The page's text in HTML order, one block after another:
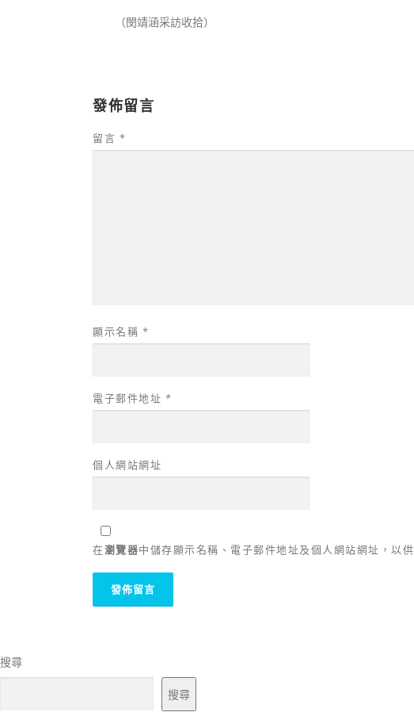
（閔靖涵采訪收拾）
發佈留言
留言 *
顯示名稱 *
電子郵件地址 *
個人網站網址
在瀏覽器中儲存顯示名稱、電子郵件地址及個人網站網址，以
搜尋
搜尋